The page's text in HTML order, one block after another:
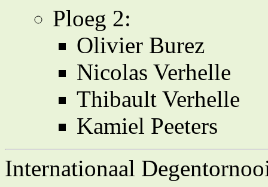
Ploeg 2:
Olivier Burez
Nicolas Verhelle
Thibault Verhelle
Kamiel Peeters
Internationaal